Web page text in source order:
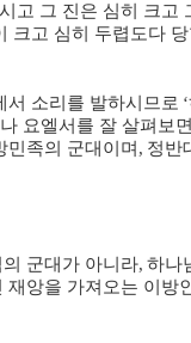
고 그 진은 심히 크고
크고 심히 두렵도다
서 소리를 발하시므로 ‘
요엘서를 잘 살펴보
민족의 군대이며 , 정반
군대가 아니라, 하나
재앙을 가져오는 이방